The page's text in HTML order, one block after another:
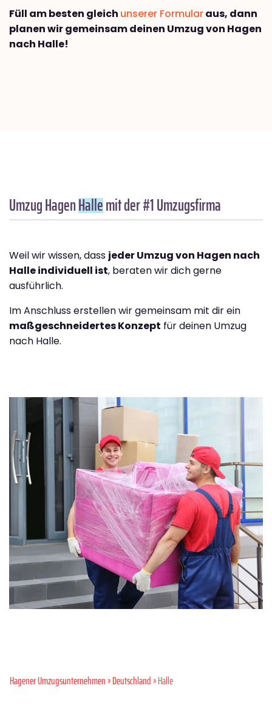
Füll am besten gleich unserer Formularaus, dann
planen wir gemeinsam deinen Umzug von Hagen
nach Halle!
Umzug HagenHallemit der #1 Umzugsfirma
Weil wir wissen, dass jeder Umzug von Hagen nach
Halle individuell ist, beraten wir dich gerne
ausführlich.
Im Anschluss erstellen wir gemeinsam mit dir ein
maßgeschneidertes Konzept für deinen Umzug
nach Halle.
Hagener Umzugsunternehmen»Deutschland» Halle